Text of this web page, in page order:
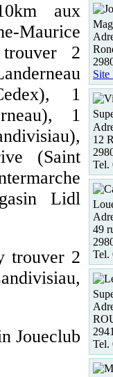
aux
Maurice
2
1
1
(Saint
Lidl
trouver 2
Joueclub
Site
12
Tel.
49
Tel.
Tel.